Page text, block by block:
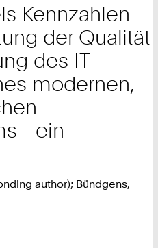
Kennzahlen
der Qualität
des IT-
modernen,
- ein
author); Bündgens,